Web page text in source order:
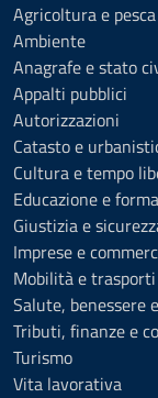
Agricoltura e pesca
Ambiente
Anagrafe e stato
Appalti pubblici
Autorizzazioni
Catasto e
Cultura e tempo
Educazione e
Giustizia e
Imprese e
Mobilità e trasporti
Salute, benessere
Tributi, finanze e
Turismo
Vita lavorativa